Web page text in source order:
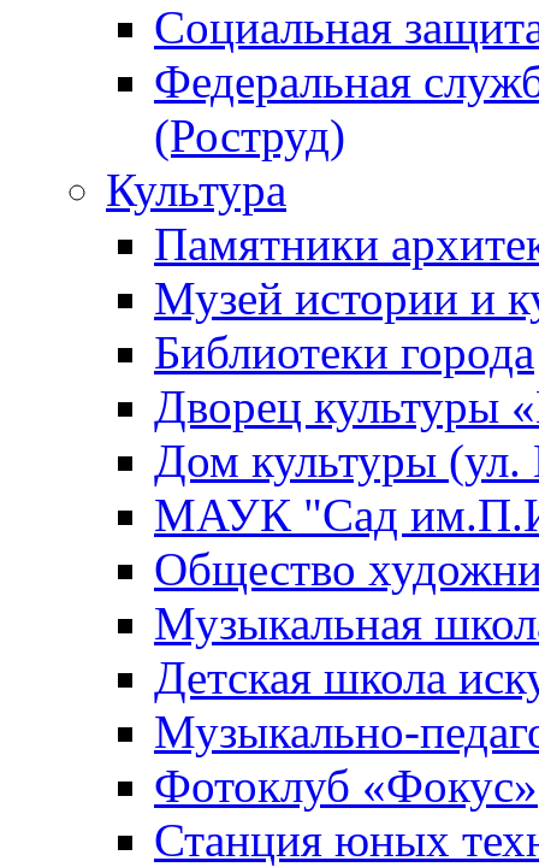
Социальная
Федеральная
(Роструд)
Культура
Памятники
Музей истории и
Библиотеки города
Дворец культуры
Дом культуры (ул.
МАУК "Сад
Общество
Музыкальная
Детская школа
Музыкально-
Фотоклуб «Фокус»
Станция юных